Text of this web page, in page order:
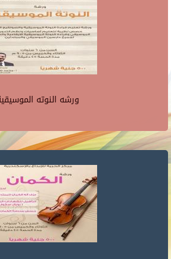
ورشه النوته